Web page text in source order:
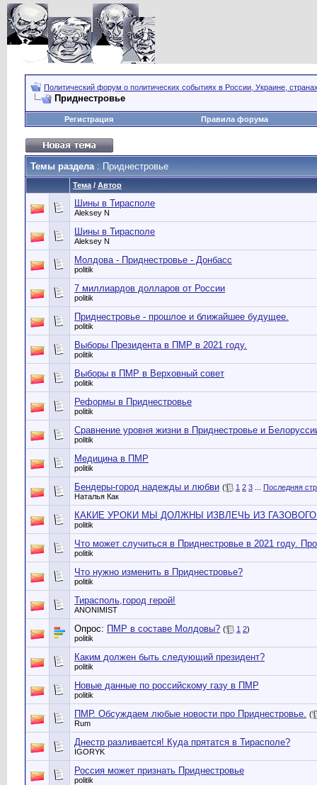
Политический форум о политических событиях в России, Украине,
Приднестровье
Регистрация Правила форума
Темы раздела: Приднестровье
Тема / Автор
Шины в Тирасполе
Aleksey N
Шины в Тирасполе
Aleksey N
Молдова - Приднестровье - Донбасс
politik
7 миллиардов долларов от России
politik
Приднестровье - прошлое и ближайшее будущее.
politik
Выборы Президента в ПМР в 2021 году.
politik
Выборы в ПМР в Верховный совет
politik
Реформы в Приднестровье
politik
Сравнение уровня жизни в Приднестровье и
politik
Медицина в ПМР
politik
Бендеры-город надежды и любви ( 1 2 3
Последняя
Наталья Как
КАКИЕ УРОКИ МЫ ДОЛЖНЫ ИЗВЛЕЧЬ ИЗ ГАЗОВОГО
politik
Что может случиться в Приднестровье в 2021 году.
politik
Что нужно изменить в Приднестровье?
politik
Тирасполь,город герой!
ANONIMIST
Опрос: ПМР в составе Молдовы? ( 1 2)
politik
Каким должен быть следующий президент?
politik
Новые данные по российскому газу в ПМР
politik
ПМР. Обсуждаем любые новости про Приднестровье. (
Rum
Днестр разливается! Куда прятатся в Тирасполе?
IGORYK
Россия может признать Приднестровье
politik